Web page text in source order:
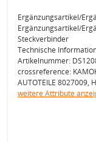
Ergänzungsartikel/
Ergänzungsartikel/
Steckverbinder
Technische
Artikelnummer:
crossreference:
AUTOTEILE 8027009,
weitere Attribute